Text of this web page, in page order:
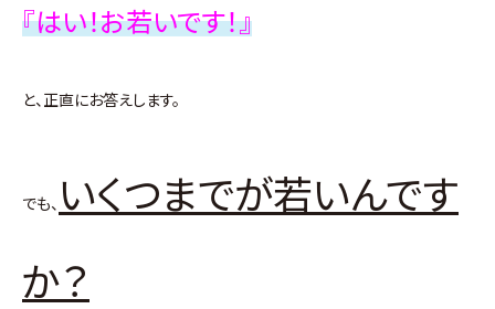
『はい！お若いです！』
と、正直にお答えします。
でも、 いくつまでが若いんです
か？